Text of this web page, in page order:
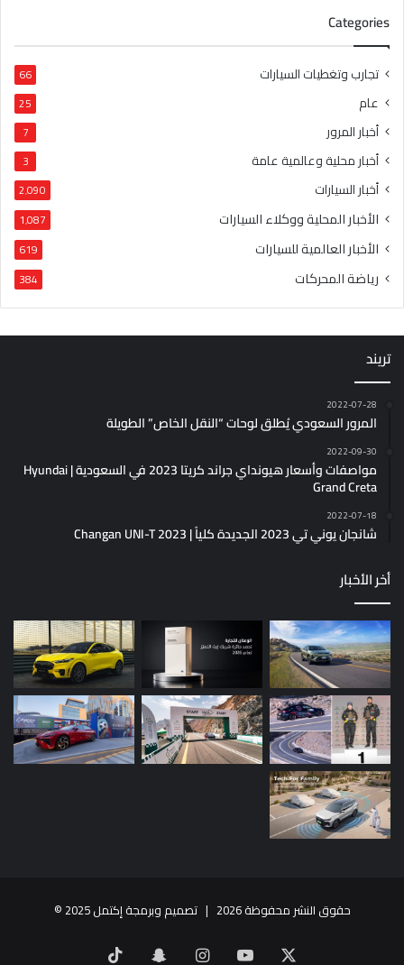
Categories
تجارب وتغطيات السيارات 66
عام 25
أخبار المرور 7
أخبار محلية وعالمية عامة 3
أخبار السيارات 2٬090
الأخبار المحلية ووكلاء السيارات 1٬087
الأخبار العالمية للسيارات 619
رياضة المحركات 384
تريند
2022-07-28
المرور السعودي يُطلق لوحات “النقل الخاص” الطويلة
2022-09-30
مواصفات وأسعار هيونداي جراند كريتا 2023 في السعودية | Hyundai
Grand Creta
2022-07-18
شانجان يوني تي 2023 الجديدة كلياً | Changan UNI-T 2023
أخر الأخبار
حقوق النشر محفوظة 2026 | تصميم وبرمجة إكتمل 2025 ©
يوتيوب انستقرام سناب